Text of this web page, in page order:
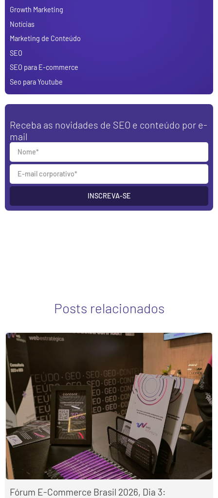
Growth Marketing
Notícias
Marketing de Conteúdo
SEO
SEO para E-commerce
Seo para Youtube
Receba as novidades de SEO e conteúdo por e-
mail
INSCREVA-SE
Posts relacionados
Fórum E-Commerce Brasil 2026, Dia 3: